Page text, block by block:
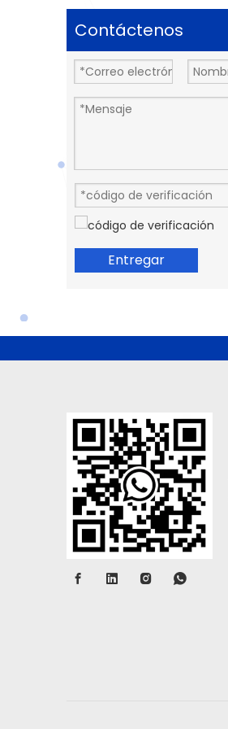
Contáctenos
Entregar